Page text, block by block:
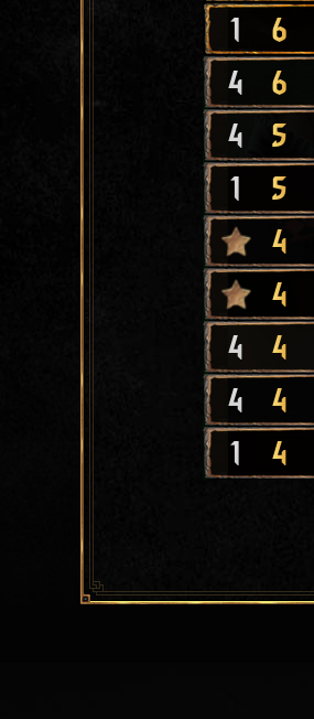
1 6
4 6
4 5
1 5
4
4
4 4
4 4
1 4